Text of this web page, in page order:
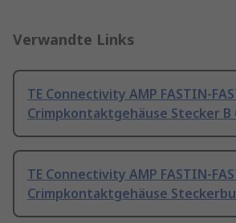
Verwandte Links
TE Connectivity AMP FASTIN-
Crimpkontaktgehäuse Stecker B
TE Connectivity AMP FASTIN-
Crimpkontaktgehäuse